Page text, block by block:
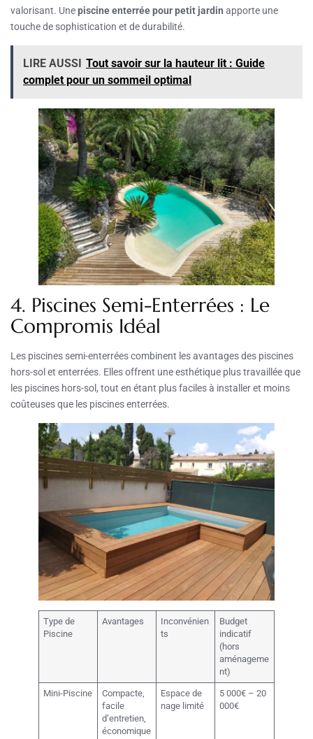
valorisant. Unepiscine enterrée pour petit jardin apporte une
touche de sophistication et de durabilité.
LIRE AUSSI Tout savoir sur la hauteur lit : Guide
complet pour un sommeil optimal
4. Piscines Semi-Enterrées : Le
Compromis Idéal
Les piscines semi-enterrées combinent les avantages des piscines
hors-sol et enterrées. Elles offrent une esthétique plus travaillée que
les piscines hors-sol, tout en étant plus faciles à installer et moins
coûteuses que les piscines enterrées.
Type de
Piscine
Avantages
Inconvénien
ts
Budget
indicatif
(hors
aménageme
nt)
Mini-Piscine
Compacte,
facile
d’entretien,
économique
Espace de
nage limité
5 000€ – 20
000€